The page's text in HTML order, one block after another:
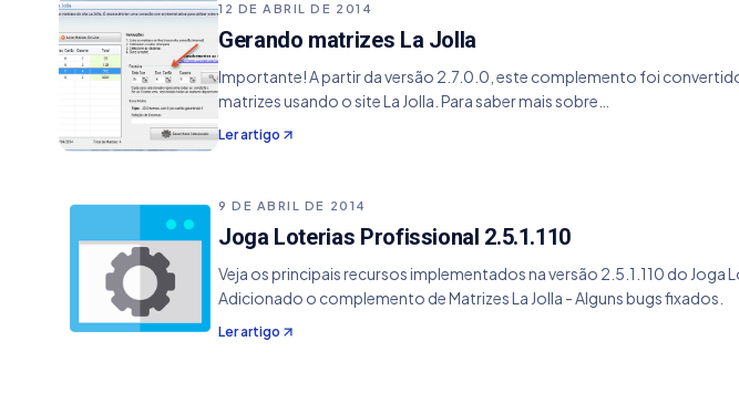
12 DE ABRIL DE 2014
Gerando matrizes La Jolla
Importante! A partir da versão 2.7.0.0, este complemento foi
matrizes usando o site La Jolla. Para saber mais sobre…
Ler artigo
9 DE ABRIL DE 2014
Joga Loterias Profissional 2.5.1.110
Veja os principais recursos implementados na versão 2.5.1.110 do
Adicionado o complemento de Matrizes La Jolla - Alguns bugs fixados.
Ler artigo